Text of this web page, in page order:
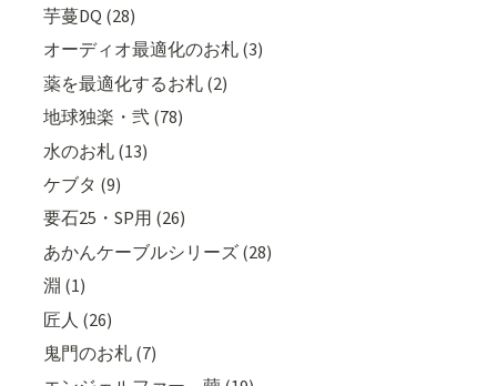
芋蔓DQ (28)
オーディオ最適化のお札 (3)
薬を最適化するお札 (2)
地球独楽・弐 (78)
水のお札 (13)
ケブタ (9)
要石25・SP用 (26)
あかんケーブルシリーズ (28)
淵 (1)
匠人 (26)
鬼門のお札 (7)